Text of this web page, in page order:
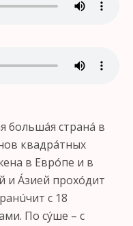
большáя странá в
квадрáтных
в Еврóпе и в
и Áзией прохóдит
с 18
По сýше – с